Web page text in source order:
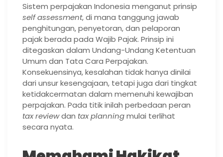
Sistem perpajakan Indonesia menganut prinsip
self assessment, di mana tanggung jawab
penghitungan, penyetoran, dan pelaporan
pajak berada pada Wajib Pajak. Prinsip ini
ditegaskan dalam Undang-Undang Ketentuan
Umum dan Tata Cara Perpajakan.
Konsekuensinya, kesalahan tidak hanya dinilai
dari unsur kesengajaan, tetapi juga dari tingkat
ketidakcermatan dalam memenuhi kewajiban
perpajakan. Pada titik inilah perbedaan peran
tax reviewdan tax planningmulai terlihat
secara nyata.